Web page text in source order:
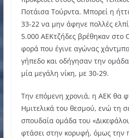
Ποτάισα Τούρντα. Μπορεί η
33-22 να μην άφηνε πολλές
5.000 ΑΕΚτζήδες βρέθηκαν
φορά που έγινε αγώνας
γήπεδο και οδήγησαν την
μία μεγάλη νίκη, με 30-29.
Την επόμενη χρονιά, η ΑΕΚ θα
Ημιτελικά του θεσμού, ενώ τη
σπουδαία ομάδα του
φτάσει στην κορυφή, όμως την